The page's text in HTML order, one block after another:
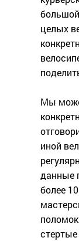
целых
Мы
иной
данные
более